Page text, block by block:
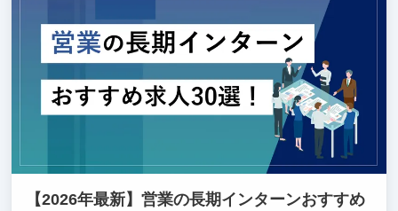
【2026年最新】営業の長期インターンおすすめ